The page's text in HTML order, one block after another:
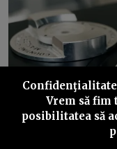
Procesul de
Vrem să
posibilitatea să